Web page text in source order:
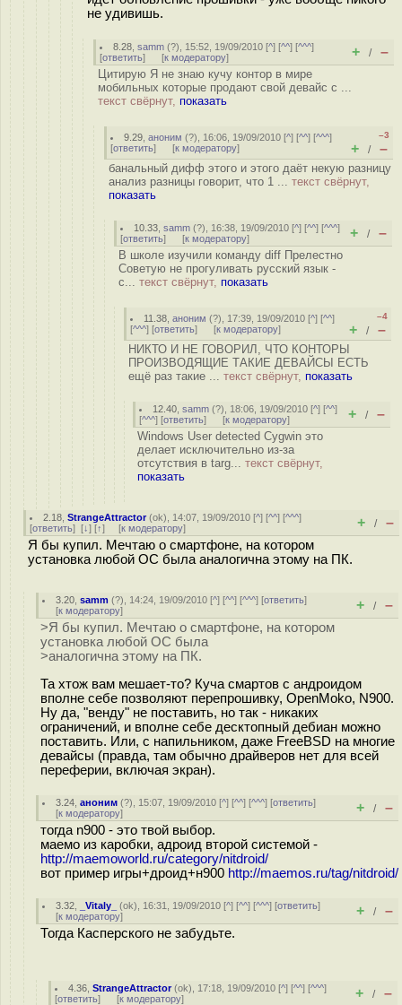
не удивишь.
8.28 ,samm (?), 15:52, 19/09/2010 [^] [^^] [^^^]
[ответить] [к модератору] + / –
Цитирую Я не знаю кучу контор в мире
мобильных которые продают свой девайс с ...
текст свёрнут, показать
9.29 ,аноним (?), 16:06, 19/09/2010 [^] [^^] [^^^]
[ответить] [к модератору]
–3
+ / –
банальный дифф этого и этого даёт некую разницу
анализ разницы говорит, что 1 ... текст свёрнут,
показать
10.33 ,samm (?), 16:38, 19/09/2010 [^] [^^] [^^^]
[ответить] [к модератору] + / –
В школе изучили команду diff Прелестно
Советую не прогуливать русский язык -
с... текст свёрнут, показать
11.38 ,аноним (?), 17:39, 19/09/2010 [^] [^^]
[^^^] [ответить] [к модератору]
–4
+ / –
НИКТО И НЕ ГОВОРИЛ, ЧТО КОНТОРЫ
ПРОИЗВОДЯЩИЕ ТАКИЕ ДЕВАЙСЫ ЕСТЬ
ещё раз такие ... текст свёрнут, показать
12.40 ,samm (?), 18:06, 19/09/2010 [^] [^^]
[^^^] [ответить] [к модератору] + / –
Windows User detected Cygwin это
делает исключительно из-за
отсутствия в targ... текст свёрнут,
показать
2.18 ,StrangeAttractor(ok), 14:07, 19/09/2010 [^] [^^] [^^^]
[ответить] [↓] [↑] [к модератору] + / –
Я бы купил. Мечтаю о смартфоне, на котором
установка любой ОС была аналогична этому на ПК.
3.20 ,samm (?), 14:24, 19/09/2010 [^] [^^] [^^^] [ответить]
[к модератору] + / –
>Я бы купил. Мечтаю о смартфоне, на котором
установка любой ОС была
>аналогична этому на ПК.
Та хтож вам мешает-то? Куча смартов с андроидом
вполне себе позволяют перепрошивку, OpenMoko, N900.
Ну да, "венду" не поставить, но так - никаких
ограничений, и вполне себе десктопный дебиан можно
поставить. Или, с напильником, даже FreeBSD на многие
девайсы (правда, там обычно драйверов нет для всей
переферии, включая экран).
3.24 ,аноним (?), 15:07, 19/09/2010 [^] [^^] [^^^] [ответить]
[к модератору] + / –
тогда n900 - это твой выбор.
маемо из каробки, адроид второй системой -
http://maemoworld.ru/category/nitdroid/
вот пример игры+дроид+н900 http://maemos.ru/tag/nitdroid/
3.32 _Vitaly_ (ok), 16:31, 19/09/2010 [^] [^^] [^^^] [ответить]
[к модератору] + / –
Тогда Касперского не забудьте.
4.36 ,StrangeAttractor(ok), 17:18, 19/09/2010 [^] [^^] [^^^]
[ответить] [к модератору] + / –